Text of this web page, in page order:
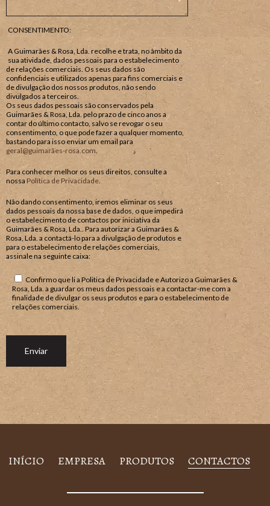
CONSENTIMENTO:
A Guimarães & Rosa, Lda. recolhe e trata, no âmbito da
sua atividade, dados pessoais para o estabelecimento
de relações comerciais. Os seus dados são
confidenciais e utilizados apenas para fins comerciais e
de divulgação dos nossos produtos, não sendo
divulgados a terceiros.
Os seus dados pessoais são conservados pela
Guimarães & Rosa, Lda. pelo prazo de cinco anos a
contar do último contacto, salvo se revogar o seu
consentimento, o que pode fazer a qualquer momento,
bastando para isso enviar um email para
geral@guimarães-rosa.com.
Para conhecer melhor os seus direitos, consulte a
nossa Política de Privacidade.
Não dando consentimento, iremos eliminar os seus
dados pessoais da nossa base de dados, o que impedirá
o estabelecimento de contactos por iniciativa da
Guimarães & Rosa, Lda.. Para autorizar a Guimarães &
Rosa, Lda. a contactá-lo para a divulgação de produtos e
para o estabelecimento de relações comerciais,
assinale na seguinte caixa:
Confirmo que li a Politica de Privacidade e Autorizo a Guimarães &
Rosa, Lda. a guardar os meus dados pessoais e a contactar-me com a
finalidade de divulgar os seus produtos e para o estabelecimento de
relações comerciais.
INÍCIO EMPRESA PRODUTOS CONTACTOS